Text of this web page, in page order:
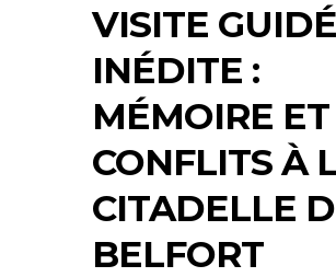
VISITE
INÉDITE :
MÉMOIRE ET
CONFLITS À
CITADELLE
BELFORT